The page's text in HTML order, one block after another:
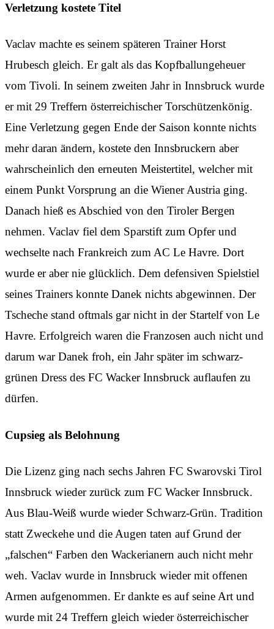
Verletzung kostete Titel
Vaclav machte es seinem späteren Trainer Horst
Hrubesch gleich. Er galt als das Kopfballungeheuer
vom Tivoli. In seinem zweiten Jahr in Innsbruck wurde
er mit 29 Treffern österreichischer Torschützenkönig.
Eine Verletzung gegen Ende der Saison konnte nichts
mehr daran ändern, kostete den Innsbruckern aber
wahrscheinlich den erneuten Meistertitel, welcher mit
einem Punkt Vorsprung an die Wiener Austria ging.
Danach hieß es Abschied von den Tiroler Bergen
nehmen. Vaclav fiel dem Sparstift zum Opfer und
wechselte nach Frankreich zum AC Le Havre. Dort
wurde er aber nie glücklich. Dem defensiven Spielstiel
seines Trainers konnte Danek nichts abgewinnen. Der
Tscheche stand oftmals gar nicht in der Startelf von Le
Havre. Erfolgreich waren die Franzosen auch nicht und
darum war Danek froh, ein Jahr später im schwarz-
grünen Dress des FC Wacker Innsbruck auflaufen zu
dürfen.
Cupsieg als Belohnung
Die Lizenz ging nach sechs Jahren FC Swarovski Tirol
Innsbruck wieder zurück zum FC Wacker Innsbruck.
Aus Blau-Weiß wurde wieder Schwarz-Grün. Tradition
statt Zweckehe und die Augen taten auf Grund der
„falschen“ Farben den Wackerianern auch nicht mehr
weh. Vaclav wurde in Innsbruck wieder mit offenen
Armen aufgenommen. Er dankte es auf seine Art und
wurde mit 24 Treffern gleich wieder österreichischer